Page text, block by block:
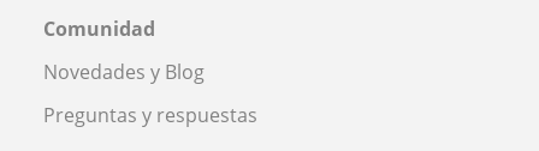
Comunidad
Novedades y Blog
Preguntas y respuestas